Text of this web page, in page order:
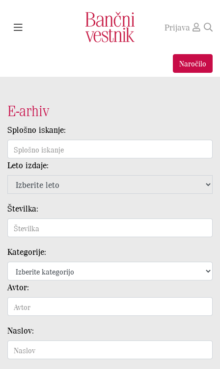
Prijava
Naročilo
E-arhiv
Splošno iskanje:
Leto izdaje:
Številka:
Kategorije:
Avtor:
Naslov: